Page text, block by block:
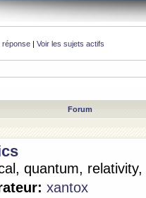
réponse | Voir les sujets actifs
Forum
quantum,
xantox